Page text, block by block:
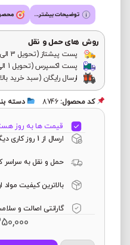
توضیحات بیشتر...
روش های حمل و نقل
پست پیشتاز (تحویل 3 الی 5 روز کاری)
پست اکسپرس (تحویل 1 الی 3 روز کاری)
ارسال رایگان (سبد خرید
کد محصول:8746 دسته
قیمت ها به روز هستند.
ارسال از 1 روز کاری دیگر
حمل و نقل به سراسر
بالاترین کیفیت مواد
گارانتی اصالت و